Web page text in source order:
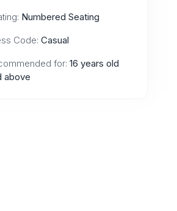
Numbered Seating
Code: Casual
for: 16 years old
above